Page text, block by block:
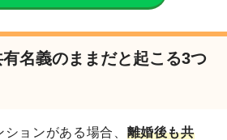
名義のままだと起こる3つ
ョンがある場合、 離婚後も共